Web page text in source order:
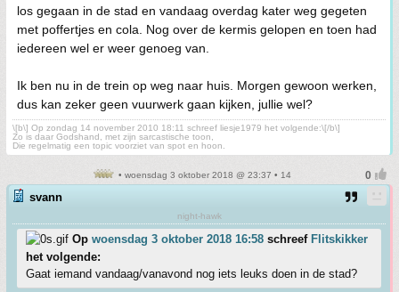
los gegaan in de stad en vandaag overdag kater weg gegeten
met poffertjes en cola. Nog over de kermis gelopen en toen had
iedereen wel er weer genoeg van.
Ik ben nu in de trein op weg naar huis. Morgen gewoon werken,
dus kan zeker geen vuurwerk gaan kijken, jullie wel?
\[b\] Op zondag 14 november 2010 18:11 schreef liesje1979 het volgende:\[/b\]
Zo is daar Godshand, met zijn sarcastische toon,
Die regelmatig een topic voorziet van spot en hoon.
• woensdag 3 oktober 2018 @ 23:37 • 14
svann
night-hawk
Op woensdag 3 oktober 2018 16:58 schreef Flitskikker
het volgende:
Gaat iemand vandaag/vanavond nog iets leuks doen in de stad?